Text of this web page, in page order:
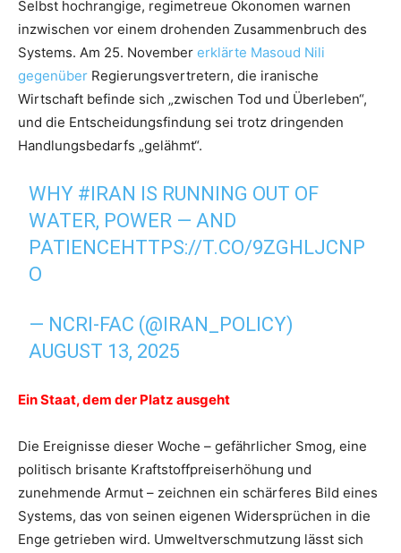
Selbst hochrangige, regimetreue Ökonomen warnen
inzwischen vor einem drohenden Zusammenbruch des
Systems. Am 25. November erklärte Masoud Nili
gegenüber Regierungsvertretern, die iranische
Wirtschaft befinde sich „zwischen Tod und Überleben“,
und die Entscheidungsfindung sei trotz dringenden
Handlungsbedarfs „gelähmt“.
WHY #IRAN
IS RUNNING OUT OF
WATER, POWER — AND
PATIENCE HTTPS://T.CO/9ZGHLJCNP
O
— NCRI-FAC (@IRAN_POLICY)
AUGUST 13, 2025
Ein Staat, dem der Platz ausgeht
Die Ereignisse dieser Woche – gefährlicher Smog, eine
politisch brisante Kraftstoffpreiserhöhung und
zunehmende Armut – zeichnen ein schärferes Bild eines
Systems, das von seinen eigenen Widersprüchen in die
Enge getrieben wird. Umweltverschmutzung lässt sich